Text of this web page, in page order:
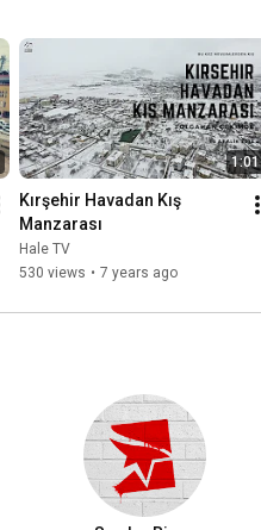
1:01
Kırşehir Havadan Kış
Manzarası
Hale TV
530 views • 7 years ago